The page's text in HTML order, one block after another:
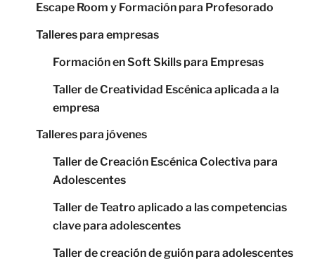
Escape Room y Formación para Profesorado
Talleres para empresas
Formación en Soft Skills para Empresas
Taller de Creatividad Escénica aplicada a la
empresa
Talleres para jóvenes
Taller de Creación Escénica Colectiva para
Adolescentes
Taller de Teatro aplicado a las competencias
clave para adolescentes
Taller de creación de guión para adolescentes